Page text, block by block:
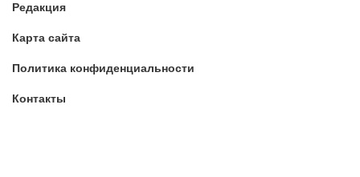
Редакция
Карта сайта
Политика конфиденциальности
Контакты